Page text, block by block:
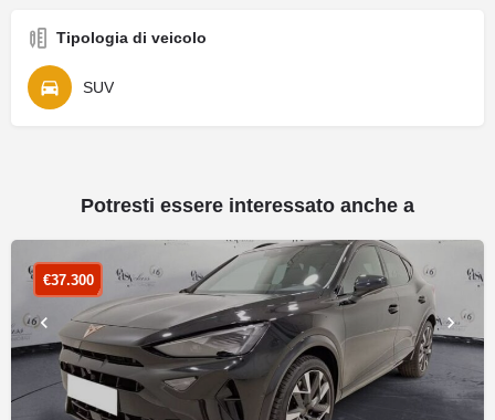
Tipologia di veicolo
SUV
Potresti essere interessato anche a
€37.300